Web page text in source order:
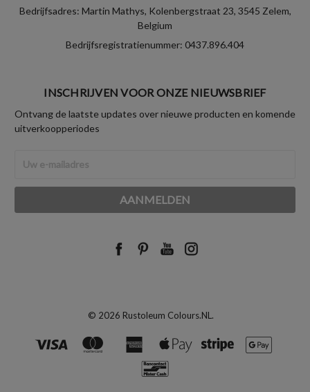
Bedrijfsadres: Martin Mathys, Kolenbergstraat 23, 3545 Zelem,
Belgium
Bedrijfsregistratienummer: 0437.896.404
INSCHRIJVEN VOOR ONZE NIEUWSBRIEF
Ontvang de laatste updates over nieuwe producten en komende
uitverkoopperiodes
mailadres
© 2026 Rustoleum Colours.NL.